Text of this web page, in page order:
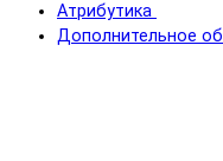
Атрибутика
Дополнительное